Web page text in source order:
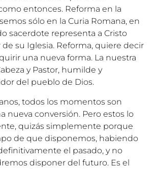
entonces. Reforma en la
sólo en la Curia Romana, en
sacerdote representa a Cristo
de su Iglesia. Reforma, quiere decir
una nueva forma. La nuestra
y Pastor, humilde y
del pueblo de Dios.
todos los momentos son
nueva conversión. Pero estos lo
quizás simplemente porque
de que disponemos, habiendo
el pasado, y no
disponer del futuro. Es el